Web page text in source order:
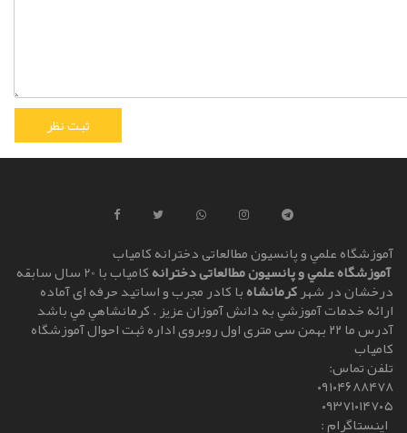
آموزشگاه علمي و پانسیون مطالعاتی دخترانه کامياب
آموزشگاه علمي و پانسیون مطالعاتی دخترانه کامياب با 20 سال سابقه
درخشان در شهرکرمانشاهبا کادر مجرب و اساتيد حرفه ای آماده
ارائه خدمات آموزشي به دانش آموزان عزيز . کرمانشاهي مي باشد
آدرس ما ۲۲ بهمن سی متری اول روبروی اداره ثبت احوال آموزشگاه
کامیاب
تلفن تماس:
۰۹۱۰۴۶۸۸۴۷۸
۰۹۳۷۱۰۱۴۷۰۵
اینستاگرام :